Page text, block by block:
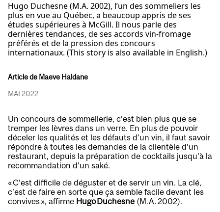
Hugo Duchesne (M.A. 2002), l’un des sommeliers les
plus en vue au Québec, a beaucoup appris de ses
études supérieures à McGill. Il nous parle des
dernières tendances, de ses accords vin-fromage
préférés et de la pression des concours
internationaux. (This story is also available in English.)
Article de Maeve Haldane
MAI 2022
Un concours de sommellerie, c’est bien plus que se
tremper les lèvres dans un verre. En plus de pouvoir
déceler les qualités et les défauts d’un vin, il faut savoir
répondre à toutes les demandes de la clientèle d’un
restaurant, depuis la préparation de cocktails jusqu’à la
recommandation d’un saké.
« C’est difficile de déguster et de servir un vin. La clé,
c’est de faire en sorte que ça semble facile devant les
convives », affirme Hugo Duchesne (M.A. 2002).